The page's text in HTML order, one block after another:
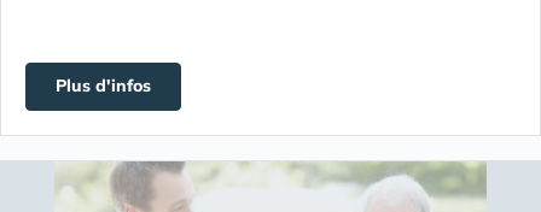
Plus d'infos